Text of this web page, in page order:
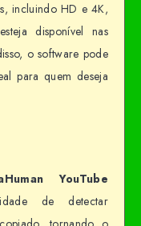
incluindo HD e 4K,
disponível nas
o software pode
para quem deseja
YouTube
de detectar